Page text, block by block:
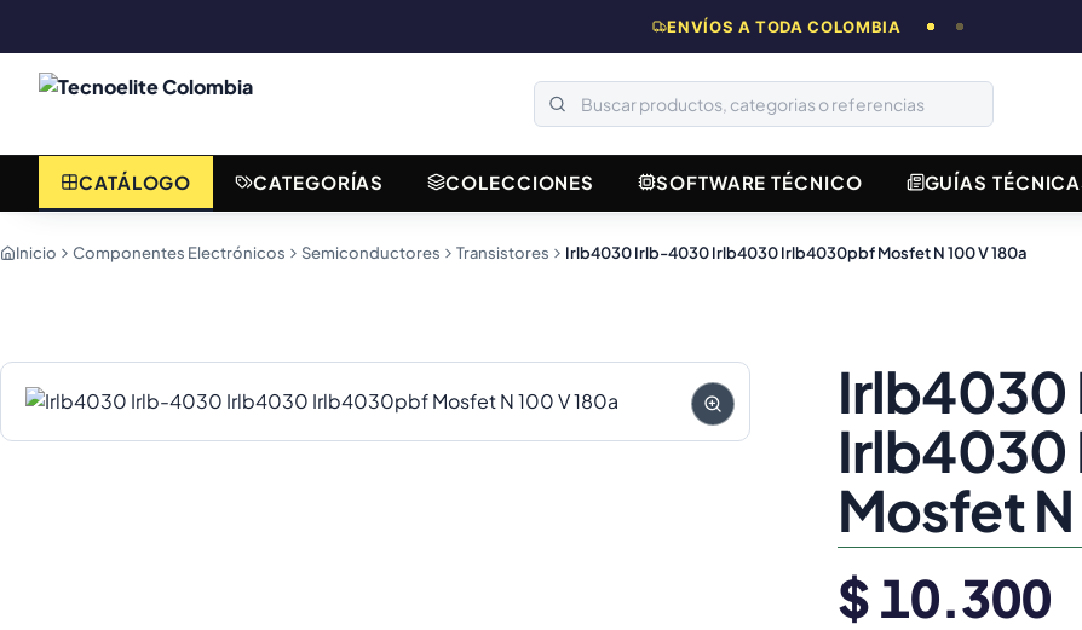
ENVÍOS A TODA COLOMBIA
CATÁLOGO CATEGORÍAS COLECCIONES SOFTWARE TÉCNICO GUÍAS
Inicio Componentes Electrónicos Semiconductores Transistores Irlb4030 Irlb-4030 Irlb4030 Irlb4030pbf Mosfet N 100 V 180a
Mosfet N
$ 10.300